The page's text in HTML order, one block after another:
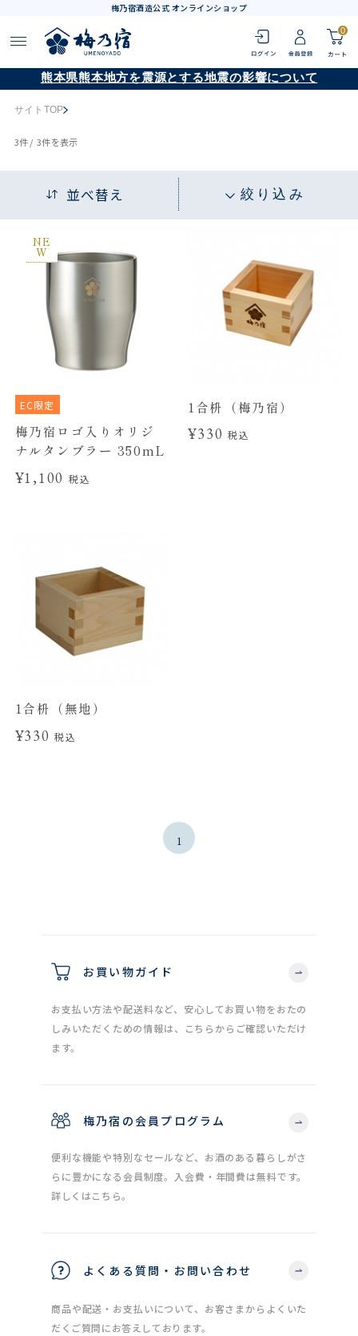
梅乃宿酒造公式 オンラインショップ
0
熊本県熊本地方を震源とする地震の影響について
サイトTOP
3件 / 3件を表示
並べ替え 絞り込み
NE
W
EC限定
梅乃宿ロゴ入りオリジ
ナルタンブラー 350mL
¥1,100税込
1合枡（梅乃宿）
¥330税込
1合枡（無地）
¥330税込
1
お買い物ガイド
お支払い方法や配送料など、安心してお買い物をおたの
しみいただくための情報は、こちらからご確認いただけ
ます。
梅乃宿の会員プログラム
便利な機能や特別なセールなど、お酒のある暮らしがさ
らに豊かになる会員制度。入会費・年間費は無料です。
詳しくはこちら。
よくある質問・お問い合わせ
商品や配送・お支払いについて、お客さまからよくいた
だくご質問にお答えしております。